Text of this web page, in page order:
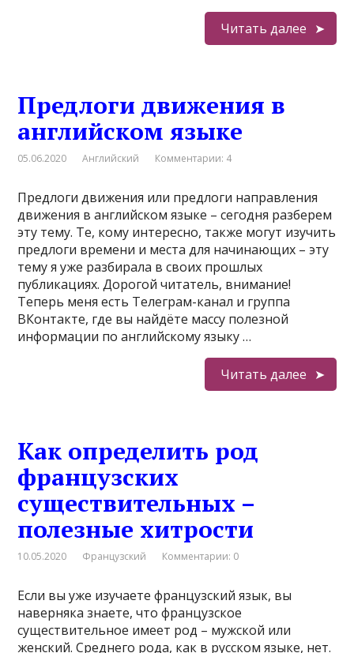
Читать далее
Предлоги движения в
английском языке
05.06.2020 Английский Комментарии: 4
Предлоги движения или предлоги направления
движения в английском языке – сегодня разберем
эту тему. Те, кому интересно, также могут изучить
предлоги времени и места для начинающих – эту
тему я уже разбирала в своих прошлых
публикациях. Дорогой читатель, внимание!
Теперь меня есть Телеграм-канал и группа
ВКонтакте, где вы найдёте массу полезной
информации по английскому языку …
Читать далее
Как определить род
французских
существительных –
полезные хитрости
10.05.2020 Французский Комментарии: 0
Если вы уже изучаете французский язык, вы
наверняка знаете, что французское
существительное имеет род – мужской или
женский. Среднего рода, как в русском языке, нет.